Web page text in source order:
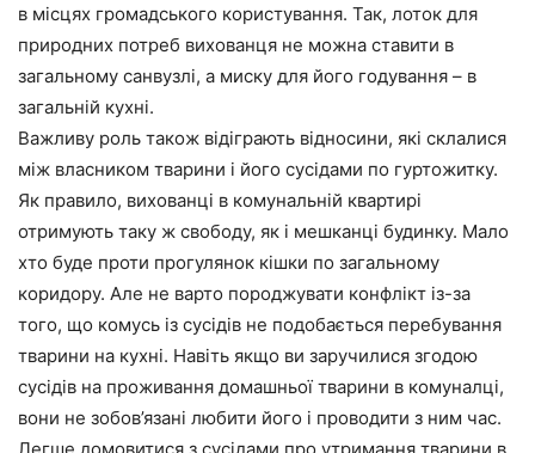
в місцях громадського користування. Так, лоток для
природних потреб вихованця не можна ставити в
загальному санвузлі, а миску для його годування – в
загальній кухні.
Важливу роль також відіграють відносини, які склалися
між власником тварини і його сусідами по гуртожитку.
Як правило, вихованці в комунальній квартирі
отримують таку ж свободу, як і мешканці будинку. Мало
хто буде проти прогулянок кішки по загальному
коридору. Але не варто породжувати конфлікт із-за
того, що комусь із сусідів не подобається перебування
тварини на кухні. Навіть якщо ви заручилися згодою
сусідів на проживання домашньої тварини в комуналці,
вони не зобов’язані любити його і проводити з ним час.